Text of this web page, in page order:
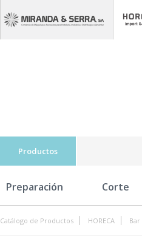
Productos
Preparación Corte
Catálogo de Productos HORECA Bar